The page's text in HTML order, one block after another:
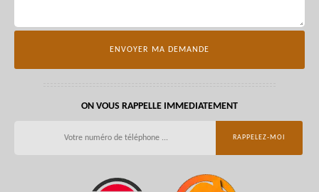
ON VOUS RAPPELLE IMMEDIATEMENT